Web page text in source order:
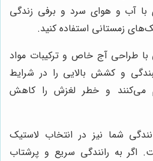
با آب و هوای سرد و برفی زندگی
زمستانی استفاده کنید.
با طراحی آج خاص و ترکیبات مواد
و کشش بالایی را در شرایط
می‌کنند و خطر لغزش را کاهش
شما نیز در انتخاب لاستیک
اگر به رانندگی سریع و پرشتاب